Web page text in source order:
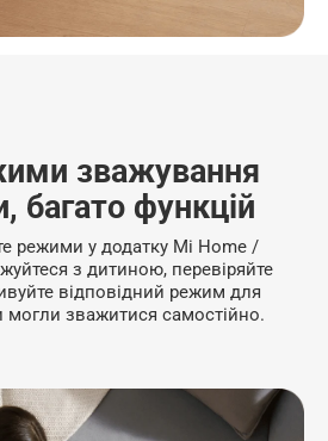
зважування
багато функцій
режими у додатку Mi Home /
з дитиною, перевіряйте
відповідний режим для
могли зважитися самостійно.